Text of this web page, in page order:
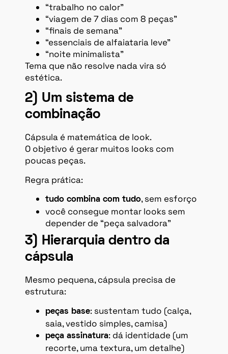
“trabalho no calor”
“viagem de 7 dias com 8 peças”
“finais de semana”
“essenciais de alfaiataria leve”
“noite minimalista”
Tema que não resolve nada vira só
estética.
2) Um sistema de
combinação
Cápsula é matemática de look.
O objetivo é gerar muitos looks com
poucas peças.
Regra prática:
tudo combina com tudo, sem esforço
você consegue montar looks sem
depender de “peça salvadora”
3) Hierarquia dentro da
cápsula
Mesmo pequena, cápsula precisa de
estrutura:
peças base: sustentam tudo (calça,
saia, vestido simples, camisa)
peça assinatura: dá identidade (um
recorte, uma textura, um detalhe)